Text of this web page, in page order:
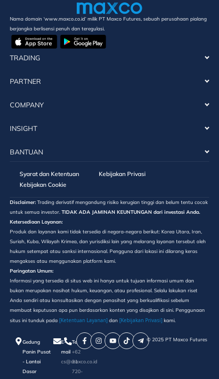
Nama domain ‘www.maxco.co.id’ milik PT Maxco Futures, sebuah perusahaan pialang
berjangka berlisensi penuh dan teregulasi.
TRADING
PARTNER
COMPANY
INSIGHT
BANTUAN
Syarat dan Ketentuan
Kebijakan Privasi
Kebijakan Cookie
Disclaimer: Trading derivatif mengandung risiko kerugian tinggi dan belum tentu cocok
untuk semua investor. TIDAK ADA JAMINAN KEUNTUNGAN dari investasi Anda.
Ketersediaan Layanan:
Produk dan layanan kami tidak tersedia di negara-negara berikut: Korea Utara, Iran,
Suriah, Kuba, Wilayah Krimea, dan yurisdiksi lain yang melarang layanan tersebut oleh
hukum setempat atau sanksi internasional. Pengguna dari lokasi ini dilarang keras
mengakses atau menggunakan platform kami.
Peringatan Umum:
Informasi yang tersedia di situs web ini hanya untuk tujuan informasi umum dan
bukan merupakan nasihat hukum, keuangan, atau profesional. Selalu lakukan riset
Anda sendiri atau konsultasikan dengan penasihat yang berkualifikasi sebelum
membuat keputusan apa pun berdasarkan konten yang disajikan di sini. Penggunaan
situs ini tunduk pada [Ketentuan Layanan] dan [Kebijakan Privasi] kami.
Gedung
Panin Pusat
- Lantai
Dasar
E-
mail
cs@maxco.co.id
Telepon
+62
21
720-
©️ 2025 PT Maxco Futures